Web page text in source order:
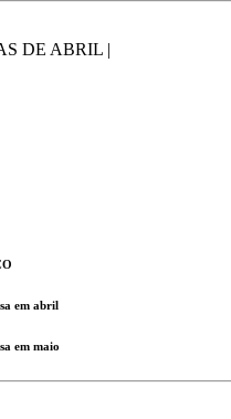
DE ABRIL |
em abril
em maio